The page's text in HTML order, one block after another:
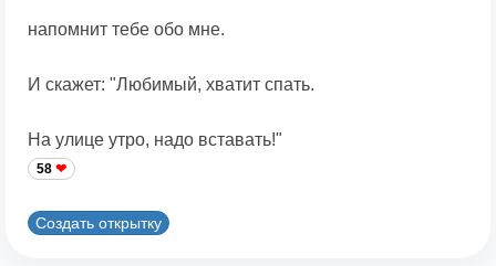
напомнит тебе обо мне.
И скажет: "Любимый, хватит спать.
На улице утро, надо вставать!"
58
Создать открытку